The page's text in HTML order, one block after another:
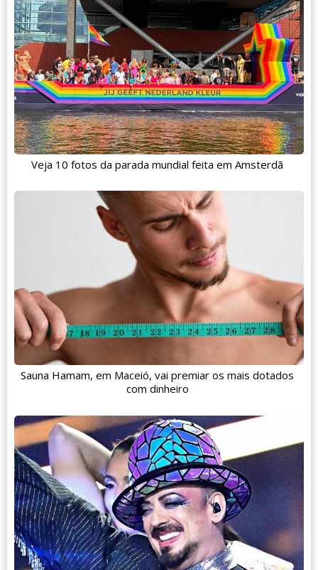
Veja 10 fotos da parada mundial feita em Amsterdã
Sauna Hamam, em Maceió, vai premiar os mais dotados
com dinheiro